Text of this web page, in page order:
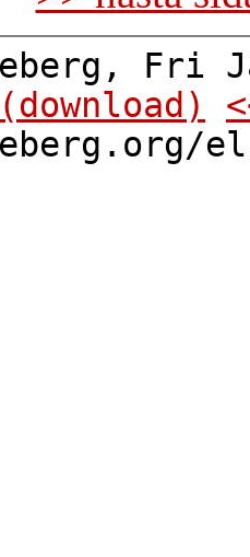
Fri
(download)